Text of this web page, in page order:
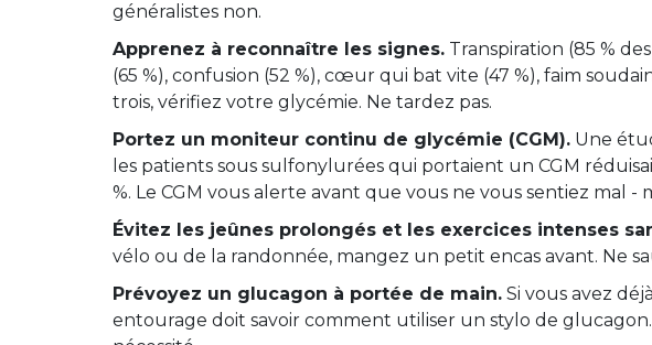
généralistes non.
Apprenez à reconnaître les signes. Transpiration (85 %
(65 %), confusion (52 %), cœur qui bat vite (47 %), faim
trois, vérifiez votre glycémie. Ne tardez pas.
Portez un moniteur continu de glycémie (CGM). Une
les patients sous sulfonylurées qui portaient un CGM
%. Le CGM vous alerte avant que vous ne vous sentiez mal -
Évitez les jeûnes prolongés et les exercices intenses
vélo ou de la randonnée, mangez un petit encas avant. Ne
Prévoyez un glucagon à portée de main. Si vous avez
entourage doit savoir comment utiliser un stylo de glucagon.